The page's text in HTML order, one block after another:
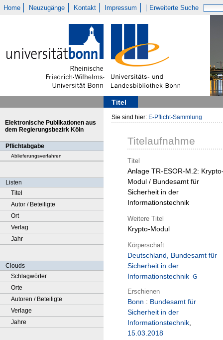
Home Neuzugänge Kontakt Impressum Erweiterte Suche
Titel
Elektronische Publikationen aus
dem Regierungsbezirk Köln
Pflichtabgabe
Ablieferungsverfahren
Listen
Titel
Autor / Beteiligte
Ort
Verlag
Jahr
Clouds
Schlagwörter
Orte
Autoren / Beteiligte
Verlage
Jahre
Sie sind hier: E-Pflicht-Sammlung
Titelaufnahme
Titel
Anlage TR-ESOR-M.2:
Modul / Bundesamt für
Sicherheit in der
Informationstechnik
Weitere Titel
Krypto-Modul
Körperschaft
Deutschland, Bundesamt für
Sicherheit in der
Informationstechnik
Erschienen
Bonn : Bundesamt für
Sicherheit in der
Informationstechnik,
15.03.2018